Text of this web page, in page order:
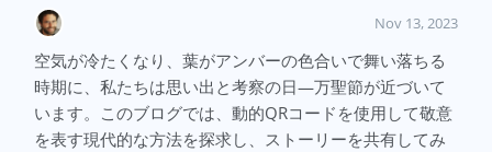
Nov 13, 2023
空気が冷たくなり、葉がアンバーの色合いで舞い落ちる
時期に、私たちは思い出と考察の日—万聖節が近づいて
います。このブログでは、動的QRコードを使用して敬意
を表す現代的な方法を探求し、ストーリーを共有してみ